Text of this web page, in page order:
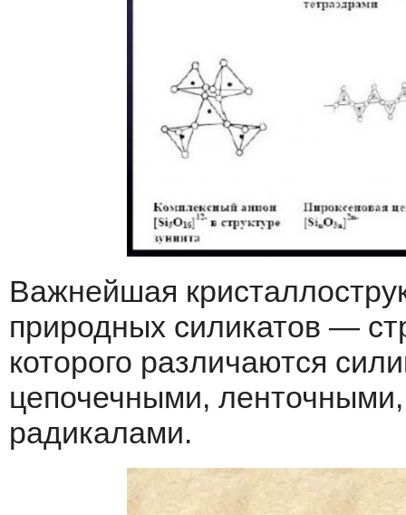
Bажнейшая
природных силикатов —
которого различаются
цепочечными,
радикалами.